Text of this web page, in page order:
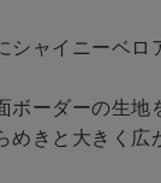
シャイニーベ
ボーダーの生
めきと大きく